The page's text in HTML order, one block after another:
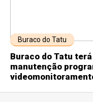
Buraco do Tatu
Buraco do Tatu
manutenção